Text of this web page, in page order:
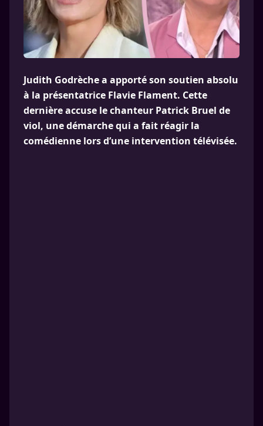
Judith Godrèche a apporté son soutien absolu
à la présentatrice Flavie Flament. Cette
dernière accuse le chanteur Patrick Bruel de
viol, une démarche qui a fait réagir la
comédienne lors d’une intervention télévisée.